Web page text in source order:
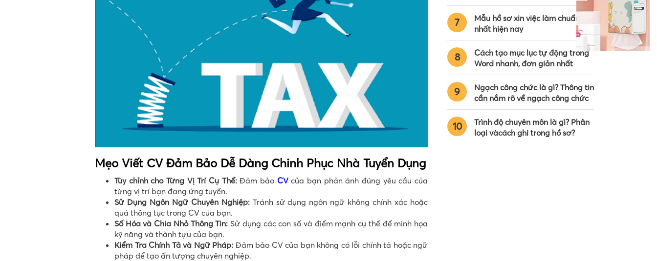
Mẹo Viết CV Đảm Bảo Dễ Dàng Chinh Phục Nhà Tuyển Dụng
Tùy chỉnh cho Từng Vị Trí Cụ Thể:Đảm bảo CVcủa bạn phản ánh đúng yêu cầu của
từng vị trí bạn đang ứng tuyển.
Sử Dụng Ngôn Ngữ Chuyên Nghiệp:Tránh sử dụng ngôn ngữ không chính xác hoặc
quá thông tục trong CV của bạn.
Số Hóa và Chia Nhỏ Thông Tin: Sử dụng các con số và điểm mạnh cụ thể để minh họa
kỹ năng và thành tựu của bạn.
Kiểm Tra Chính Tả và Ngữ Pháp: Đảm bảo CV của bạn không có lỗi chính tả hoặc ngữ
pháp để tạo ấn tượng chuyên nghiệp.
7
Mẫu hồ sơ xin việc làm chuẩn
nhất hiện nay
8
Cách tạo mục lục tự động trong
Word nhanh, đơn giản nhất
9
Ngạch công chức là gì? Thông tin
cần nắm rõ về ngạch công chức
10
Trình độ chuyên môn là gì? Phân
loại vàcách ghi trong hồ sơ?